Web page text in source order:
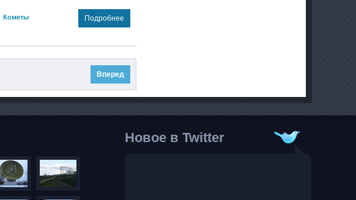
Подробнее
Кометы
Вперед
Новое в Twitter